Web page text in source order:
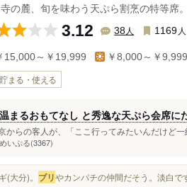
の麓、旬を味わう天ぷら割烹の特等席。
3.12 38人 1169 人
15,000～￥19,999 ￥8,000～￥9,999
貯まる・使える
まるおもてなし と秀逸な天ぷら会席
からの客人が、「ここ行ってみたいんだけど
めいぷる(3367)
大分)。 ブリやカンパチの仲間だそう。淡白